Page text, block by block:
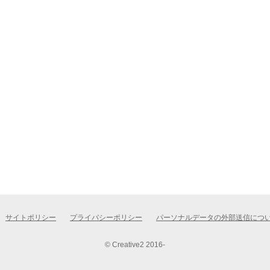
サイトポリシー プライバシーポリシー パーソナルデータの外部送信につ
© Creative2 2016-